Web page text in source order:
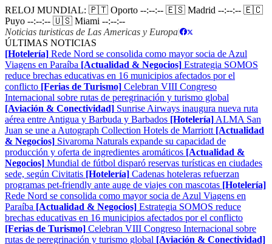
RELOJ MUNDIAL: 🇵🇹 Oporto --:--:-- 🇪🇸 Madrid --:--:-- 🇪🇨
Puyo --:--:-- 🇺🇸 Miami --:--:--
Noticias turisticas de Las Americas y Europa|
ÚLTIMAS NOTICIAS
[Hotelería] Rede Nord se consolida como mayor socia de Azul
Viagens en Paraíba [Actualidad & Negocios] Estrategia SOMOS
reduce brechas educativas en 16 municipios afectados por el
conflicto [Ferias de Turismo] Celebran VIII Congreso
Internacional sobre rutas de peregrinación y turismo global
[Aviación & Conectividad] Sunrise Airways inaugura nueva ruta
aérea entre Antigua y Barbuda y Barbados [Hotelería] ALMA San
Juan se une a Autograph Collection Hotels de Marriott [Actualidad
& Negocios] Sivaroma Naturals expande su capacidad de
producción y oferta de ingredientes aromáticos [Actualidad &
Negocios] Mundial de fútbol disparó reservas turísticas en ciudades
sede, según Civitatis [Hotelería] Cadenas hoteleras refuerzan
programas pet-friendly ante auge de viajes con mascotas [Hotelería]
Rede Nord se consolida como mayor socia de Azul Viagens en
Paraíba [Actualidad & Negocios] Estrategia SOMOS reduce
brechas educativas en 16 municipios afectados por el conflicto
[Ferias de Turismo] Celebran VIII Congreso Internacional sobre
rutas de peregrinación y turismo global [Aviación & Conectividad]